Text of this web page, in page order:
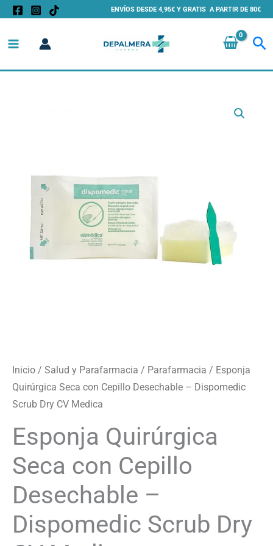
contenido
ENVÍOS DESDE 4,95€ Y GRATIS A PARTIR DE 80€
Inicio / Salud y Parafarmacia / Parafarmacia / Esponja
Quirúrgica Seca con Cepillo Desechable – Dispomedic
Scrub Dry CV Medica
Esponja Quirúrgica
Seca con Cepillo
Desechable –
Dispomedic Scrub Dry
Desechable